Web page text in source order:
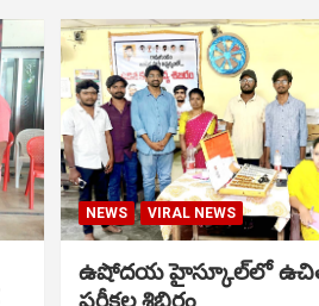
NEWS VIRAL NEWS
ఉషోదయ హైస్కూల్‌లో
పరీక్షల శిబిరం